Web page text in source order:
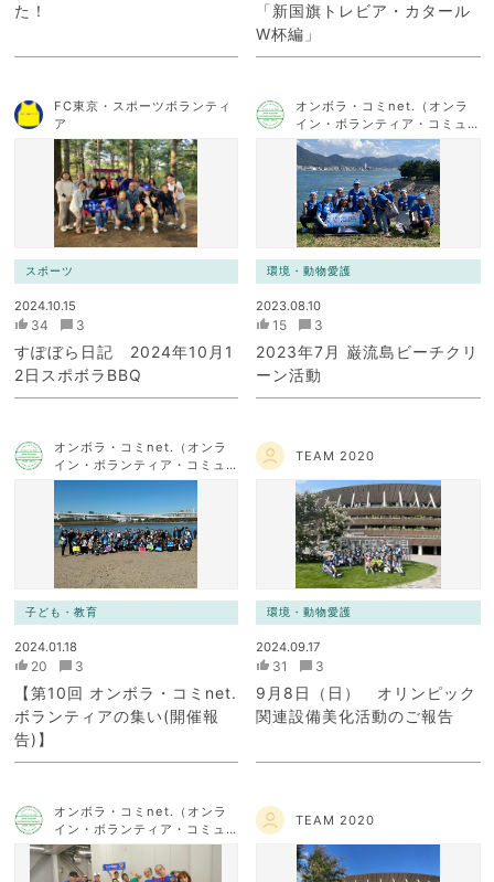
た！
「新国旗トレビア・カタール
W杯編」
FC東京・スポーツボランティ
ア
スポーツ
2024.10.15
34 3
すぽぼら日記 2024年10月1
2日スポボラBBQ
オンボラ・コミnet.（オンラ
イン・ボランティア・コミュ
ニケーション・ネットワー
ク）
環境・動物愛護
2023.08.10
15 3
2023年7月 巌流島ビーチクリ
ーン活動
オンボラ・コミnet.（オンラ
イン・ボランティア・コミュ
ニケーション・ネットワー
子ども・教育
2024.01.18
20 3
【第10回 オンボラ・コミnet.
ボランティアの集い(開催報
告)】
TEAM 2020
環境・動物愛護
2024.09.17
31 3
9月8日（日） オリンピック
関連設備美化活動のご報告
オンボラ・コミnet.（オンラ
イン・ボランティア・コミュ
ニケーション・ネットワー
ク）
TEAM 2020